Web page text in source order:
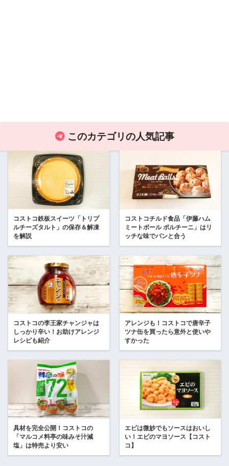
このカテゴリの人気記事
コストコ鉄板スイーツ「トリプ
ルチーズタルト」の保存＆解凍
を解説
コストコチルド食品「伊藤ハム
ミートボール ポルチーニ」はリ
ッチな味でパンと合う
コストコの李王家チャンジャは
しっかり辛い！お助けアレンジ
レシピも紹介
アレンジも！コストコで唐辛子
ツナ缶を買ったら意外と使いや
すかった
具材を完全公開！コストコの
「マルコメ料亭の味みそ汁減
塩」は特売より安い
エビは微妙でもソースはおいし
い！エビのマヨソース【コスト
コ】